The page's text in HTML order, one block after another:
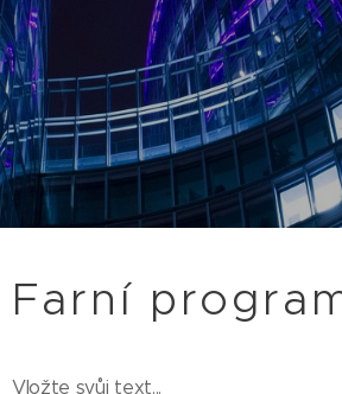
Farní
Vložte svůj text...